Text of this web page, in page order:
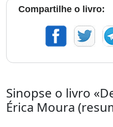
Compartilhe o livro:
Sinopse o livro
Érica Moura